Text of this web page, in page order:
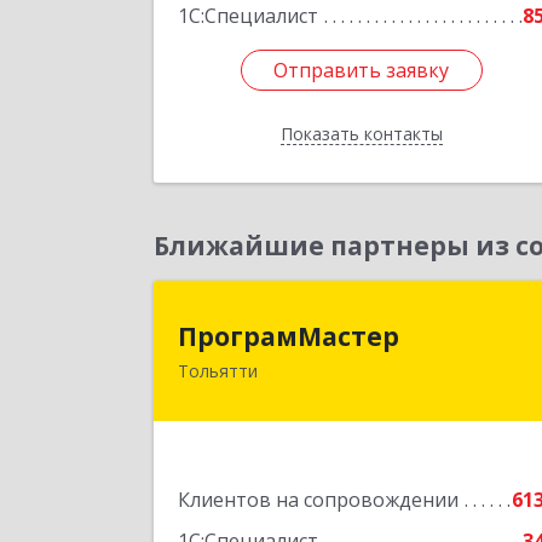
1С:Специалист
Отправить заявку
Показать контакты
Отправить заявку
Назад
Ближайшие партнеры из
ПрограмМастер
Тольятти
Клиентов на сопровождении
445004, Самарская обл, Тольятти г,